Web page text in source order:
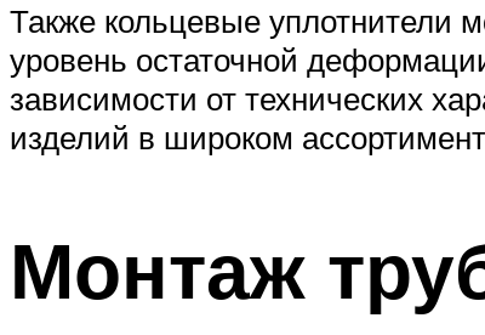
Также кольцевые уплотнители
уровень остаточной
зависимости от технических
изделий в широком
Монтаж